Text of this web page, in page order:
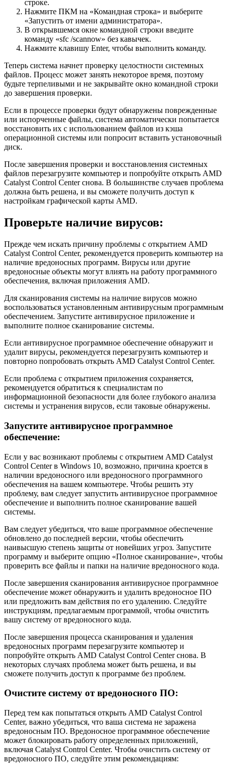
строке.
Нажмите ПКМ на «Командная строка» и выберите
«Запустить от имени администратора».
В открывшемся окне командной строки введите
команду «sfc /scannow» без кавычек.
Нажмите клавишу Enter, чтобы выполнить команду.
Теперь система начнет проверку целостности системных
файлов. Процесс может занять некоторое время, поэтому
будьте терпеливыми и не закрывайте окно командной строки
до завершения проверки.
Если в процессе проверки будут обнаружены поврежденные
или испорченные файлы, система автоматически попытается
восстановить их с использованием файлов из кэша
операционной системы или попросит вставить установочный
диск.
После завершения проверки и восстановления системных
файлов перезагрузите компьютер и попробуйте открыть AMD
Catalyst Control Center снова. В большинстве случаев проблема
должна быть решена, и вы сможете получить доступ к
настройкам графической карты AMD.
Проверьте наличие вирусов:
Прежде чем искать причину проблемы с открытием AMD
Catalyst Control Center, рекомендуется проверить компьютер на
наличие вредоносных программ. Вирусы или другие
вредоносные объекты могут влиять на работу программного
обеспечения, включая приложения AMD.
Для сканирования системы на наличие вирусов можно
воспользоваться установленным антивирусным программным
обеспечением. Запустите антивирусное приложение и
выполните полное сканирование системы.
Если антивирусное программное обеспечение обнаружит и
удалит вирусы, рекомендуется перезагрузить компьютер и
повторно попробовать открыть AMD Catalyst Control Center.
Если проблема с открытием приложения сохраняется,
рекомендуется обратиться к специалистам по
информационной безопасности для более глубокого анализа
системы и устранения вирусов, если таковые обнаружены.
Запустите антивирусное программное
обеспечение:
Если у вас возникают проблемы с открытием AMD Catalyst
Control Center в Windows 10, возможно, причина кроется в
наличии вредоносного или вредоносного программного
обеспечения на вашем компьютере. Чтобы решить эту
проблему, вам следует запустить антивирусное программное
обеспечение и выполнить полное сканирование вашей
системы.
Вам следует убедиться, что ваше программное обеспечение
обновлено до последней версии, чтобы обеспечить
наивысшую степень защиты от новейших угроз. Запустите
программу и выберите опцию «Полное сканирование», чтобы
проверить все файлы и папки на наличие вредоносного кода.
После завершения сканирования антивирусное программное
обеспечение может обнаружить и удалить вредоносное ПО
или предложить вам действия по его удалению. Следуйте
инструкциям, предлагаемым программой, чтобы очистить
вашу систему от вредоносного кода.
После завершения процесса сканирования и удаления
вредоносных программ перезагрузите компьютер и
попробуйте открыть AMD Catalyst Control Center снова. В
некоторых случаях проблема может быть решена, и вы
сможете получить доступ к программе без проблем.
Очистите систему от вредоносного ПО:
Перед тем как попытаться открыть AMD Catalyst Control
Center, важно убедиться, что ваша система не заражена
вредоносным ПО. Вредоносное программное обеспечение
может блокировать работу определенных приложений,
включая Catalyst Control Center. Чтобы очистить систему от
вредоносного ПО, следуйте этим рекомендациям: